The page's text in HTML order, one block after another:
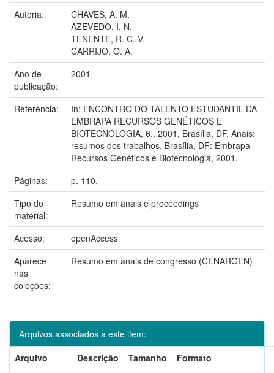
Autoria:
CHAVES, A. M.
AZEVEDO, I. N.
TENENTE, R. C. V.
CARRIJO, O. A.
Ano de
publicação:
2001
Referência:
In: ENCONTRO DO TALENTO ESTUDANTIL DA
EMBRAPA RECURSOS GENÉTICOS E
BIOTECNOLOGIA, 6., 2001, Brasília, DF. Anais:
resumos dos trabalhos. Brasília, DF: Embrapa
Recursos Genéticos e Biotecnologia, 2001.
Páginas:
p. 110.
Tipo do
material:
Resumo em anais e proceedings
Acesso:
openAccess
Aparece
nas
coleções:
Resumo em anais de congresso (CENARGEN)
Arquivos associados a este item:
Arquivo
Descrição Tamanho
Formato